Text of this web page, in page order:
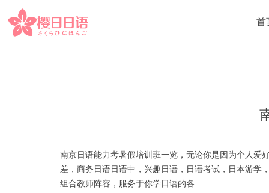
首
南京日语能力考暑假培训班一览，无论你是因为个人爱
差，商务日语日语中，兴趣日语，日语考试，日本游学
组合教师阵容，服务于你学日语的各